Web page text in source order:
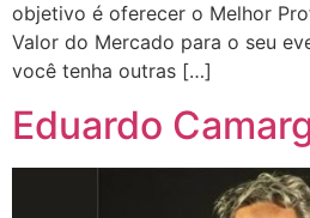
objetivo é oferecer o Melhor
Valor do Mercado para o seu
você tenha outras […]
Eduardo